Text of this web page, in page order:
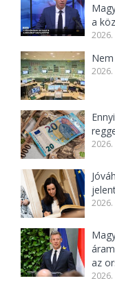
a
2026.
2026.
az
2026.